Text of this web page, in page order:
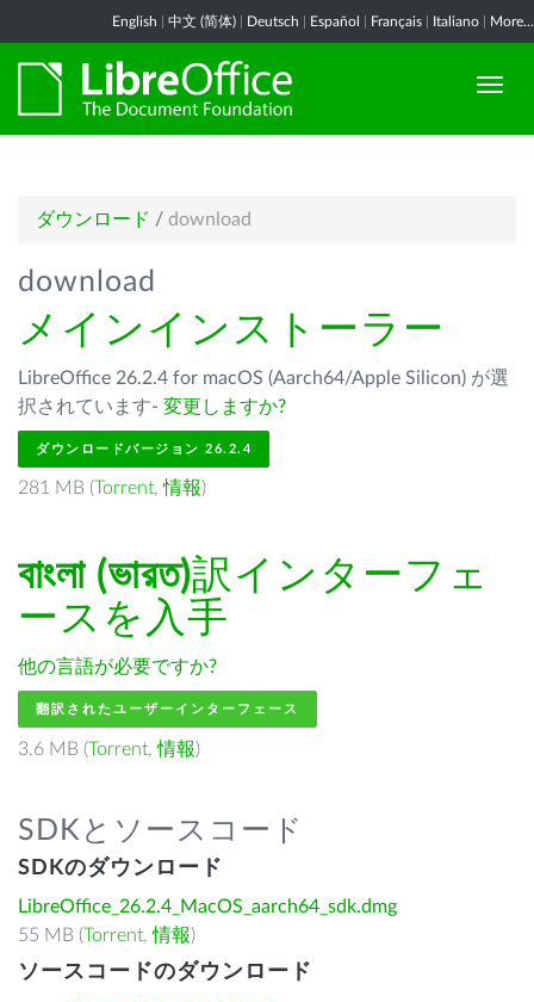
English 中文 (简体) Deutsch Español Français Italiano More...
ダウンロード / download
download
メインインストーラー
LibreOffice 26.2.4 for macOS (Aarch64/Apple Silicon) が選
択されています- 変更しますか?
ダウンロードバージョン 26.2.4
281 MB (Torrent,情報)
বাংলা (ভারত)訳インターフェ
ースを入手
他の言語が必要ですか?
翻訳されたユーザーインターフェース
3.6 MB (Torrent,情報)
SDKとソースコード
SDKのダウンロード
LibreOffice_26.2.4_MacOS_aarch64_sdk.dmg
55 MB (Torrent,情報)
ソースコードのダウンロード